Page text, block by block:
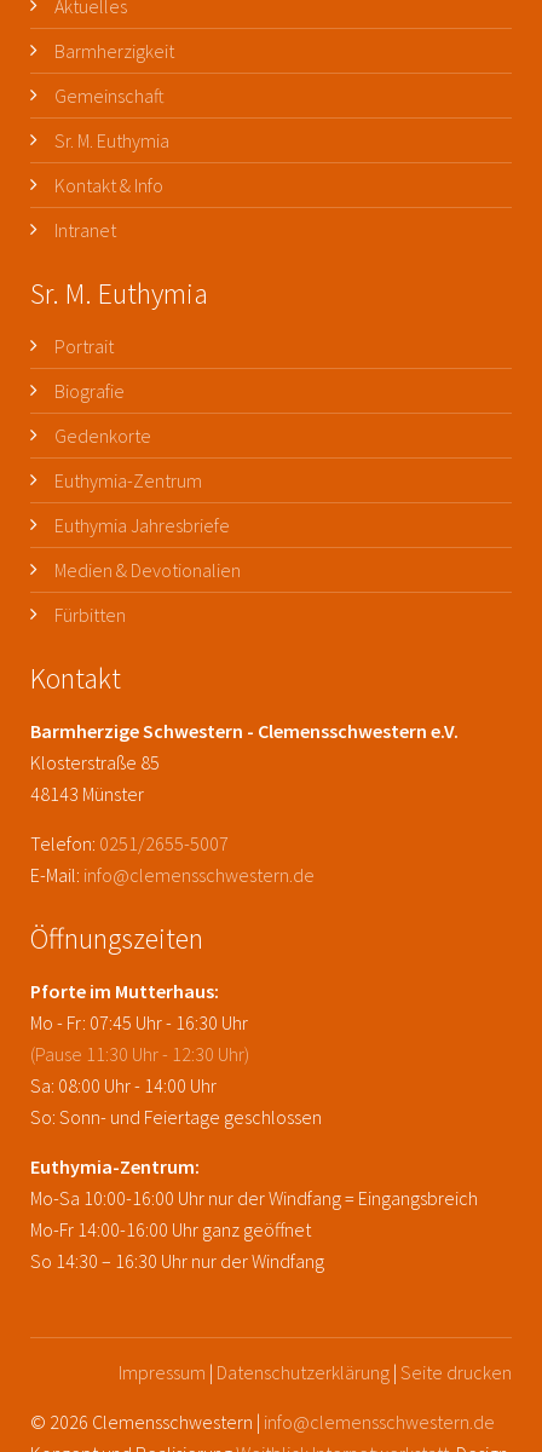
Aktuelles
Barmherzigkeit
Gemeinschaft
Sr. M. Euthymia
Kontakt & Info
Intranet
Sr. M. Euthymia
Portrait
Biografie
Gedenkorte
Euthymia-Zentrum
Euthymia Jahresbriefe
Medien & Devotionalien
Fürbitten
Kontakt
Barmherzige Schwestern - Clemensschwestern e.V.
Klosterstraße 85
48143 Münster
Telefon: 0251/2655-5007
E-Mail: info@clemensschwestern.de
Öffnungszeiten
Pforte im Mutterhaus:
Mo - Fr: 07:45 Uhr - 16:30 Uhr
(Pause 11:30 Uhr - 12:30 Uhr)
Sa: 08:00 Uhr - 14:00 Uhr
So: Sonn- und Feiertage geschlossen
Euthymia-Zentrum:
Mo-Sa 10:00-16:00 Uhr nur der Windfang = Eingangsbreich
Mo-Fr 14:00-16:00 Uhr ganz geöffnet
So 14:30 – 16:30 Uhr nur der Windfang
Impressum | Datenschutzerklärung | Seite drucken
© 2026 Clemensschwestern | info@clemensschwestern.de